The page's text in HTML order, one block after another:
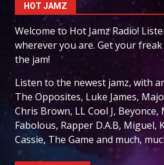
HOT JAMZ
Welcome to Hot Jamz Radio!
wherever you are. Get your
the jam!
Listen to the newest jamz, with
The Opposites, Luke James,
Chris Brown, LL Cool J, Beyonce,
Fabolous, Rapper D.A.B, Miguel,
Cassie, The Game and much,